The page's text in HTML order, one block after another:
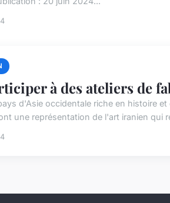
à des ateliers de
d'Asie occidentale riche en histoire
une représentation de l'art iranien qui